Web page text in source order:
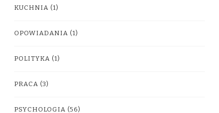
KUCHNIA (1)
OPOWIADANIA (1)
POLITYKA (1)
PRACA (3)
PSYCHOLOGIA (56)